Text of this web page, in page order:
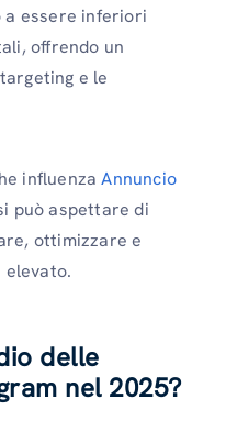
a essere inferiori
offrendo un
e le
influenzaAnnuncio
può aspettare di
ottimizzare e
elevato.
delle
nel 2025?